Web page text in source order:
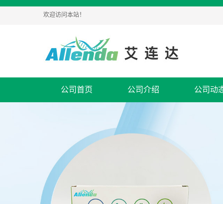
欢迎访问本站！
公司首页 公司介绍 公司动